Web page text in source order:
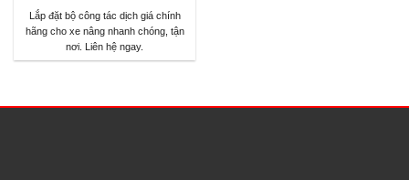
Lắp đặt bộ công tác dịch giá chính
hãng cho xe nâng nhanh chóng, tận
nơi. Liên hệ ngay.